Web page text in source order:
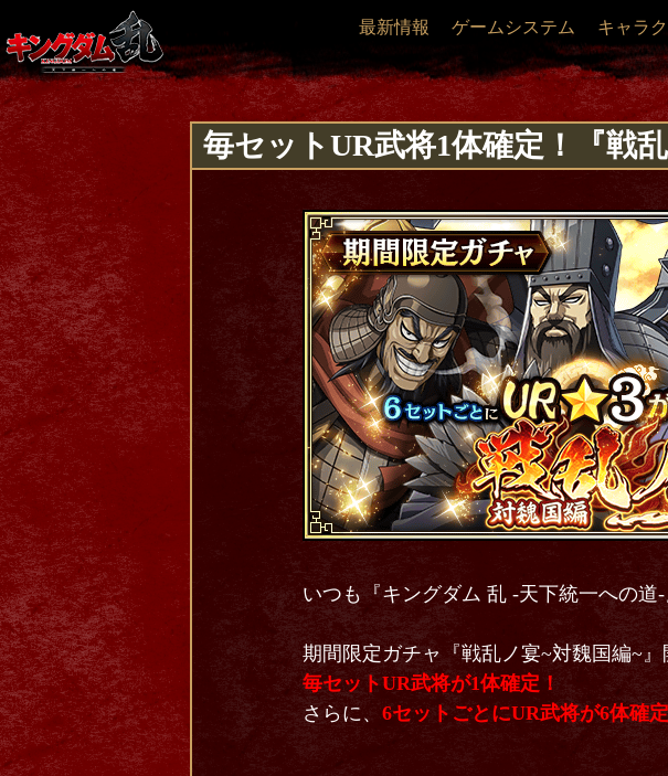
最新情報 ゲームシステム キャラ
毎セットUR武将1体確定！『戦
いつも『キングダム 乱 -天下統一への道
期間限定ガチャ『戦乱ノ宴~対魏国編~』
毎セットUR武将が1体確定！
さらに、 6セットごとにUR武将が6体確定